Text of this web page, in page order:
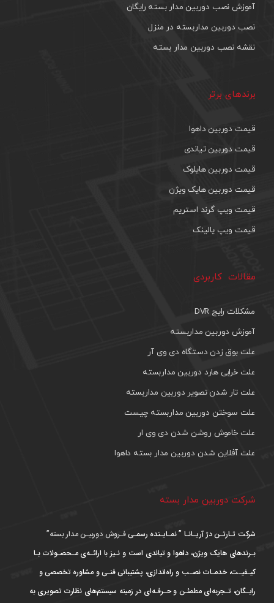
آموزش نصب دوربین مدار بسته رایگان
نصب دوربین مداربسته در منزل
نقشه نصب دوربین مدار بسته
برندهای برتر
قیمت دوربین داهوا
قیمت دوربین تیاندی
قیمت دوربین هایلوک
قیمت دوربین هایک ویژن
قیمت ویپ گرند استریم
قیمت ویپ یالینک
مقالات کاربردی
مشکلات رایج DVR
آموزش دوربین مداربسته
علت بوق زدن دستگاه دی وی آر
علت خرابی هارد دوربین مداربسته
علت تار شدن تصویر دوربین مداربسته
علت سوختن دوربین مداربسته چیست
علت خاموش روشن شدن دی وی ار
علت آفلاین شدن دوربین مدار بسته داهوا
شرکت دوربین مدار بسته
شرکت تـارتـن دژ آریـانـا ” نمـایـنده رسمـیفـروش دوربیـن مدار بسته”
بـرندهای هایک ویژن، داهوا و تیاندی است و نـیز با ارائـه‌ی مـحصـولات بـا
کیـفیـت، خدمـات نصـب و راه‌اندازی، پشتیبانی فنـی و مشاوره تخصصی و
رایـگان، تـجربه‌ای مطمئـن و حـرفـه‌ای در زمینه سیستم‌های نظارت تصویری به